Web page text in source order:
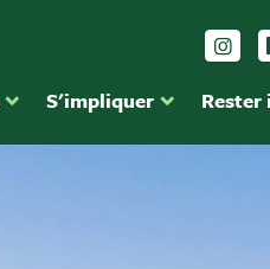
S'impliquer